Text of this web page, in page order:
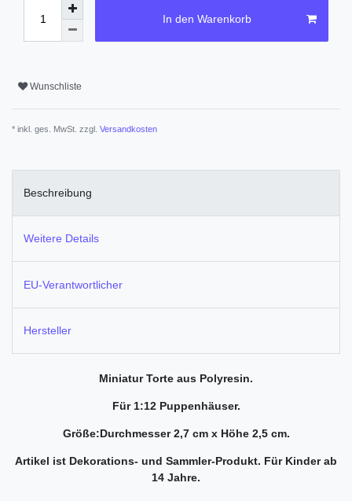
In den Warenkorb
Wunschliste
* inkl. ges. MwSt. zzgl. Versandkosten
Beschreibung
Weitere Details
EU-Verantwortlicher
Hersteller
Miniatur Torte aus Polyresin.
Für 1:12 Puppenhäuser.
Größe:Durchmesser 2,7 cm x Höhe 2,5 cm.
Artikel ist Dekorations- und Sammler-Produkt. Für Kinder ab
14 Jahre.